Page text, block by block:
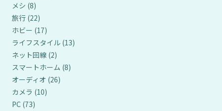
メシ (8)
旅行 (22)
ホビー (17)
ライフスタイル (13)
ネット回線 (2)
スマートホーム (8)
オーディオ (26)
カメラ (10)
PC (73)